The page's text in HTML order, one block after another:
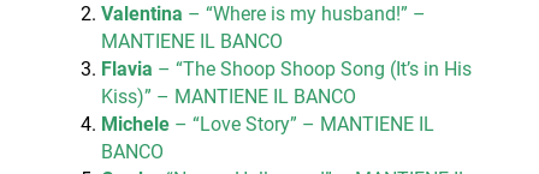
Valentina – “Where is my husband!” –
MANTIENE IL BANCO
Flavia – “The Shoop Shoop Song (It’s in His
Kiss)” – MANTIENE IL BANCO
Michele– “Love Story” – MANTIENE IL
BANCO